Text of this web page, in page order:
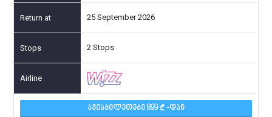
25 September 2026
2 Stops
ᲐᲕᲘᲐᲑᲘᲚᲔᲗᲔᲑᲘ 899 -ᲓᲐᲜ